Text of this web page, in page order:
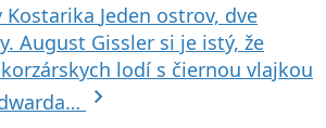
Kostarika Jeden ostrov, dve
August Gissler si je istý, že
lodí s čiernou vlajkou
chevron_right